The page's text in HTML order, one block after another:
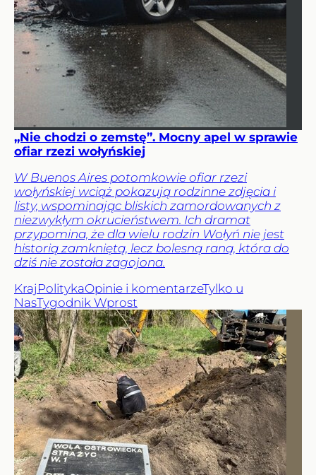
„Nie chodzi o zemstę”. Mocny apel w sprawie
ofiar rzezi wołyńskiej
W Buenos Aires potomkowie ofiar rzezi
wołyńskiej wciąż pokazują rodzinne zdjęcia i
listy, wspominając bliskich zamordowanych z
niezwykłym okrucieństwem. Ich dramat
przypomina, że dla wielu rodzin Wołyń nie jest
historią zamkniętą, lecz bolesną raną, która do
dziś nie została zagojona.
Kraj PolitykaOpinie i komentarzeTylko u
NasTygodnik Wprost